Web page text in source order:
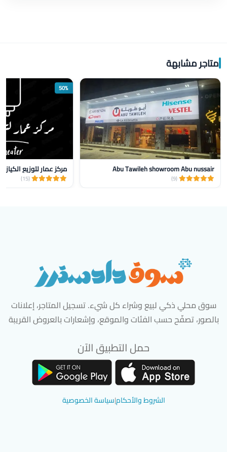
متاجر مشابهة
Abu Tawileh showroom Abu nussair
(9)
50%
مركز عمار لتوزيع الكيازر
(15)
سوق محلي ذكي لبيع وشراء كل شيء. تسجيل المتاجر، إعلانات
بالصور، تصفّح حسب الفئات والموقع، وإشعارات بالعروض القريبة
حمل التطبيق الآن
الشروط والأحكام|سياسة الخصوصية